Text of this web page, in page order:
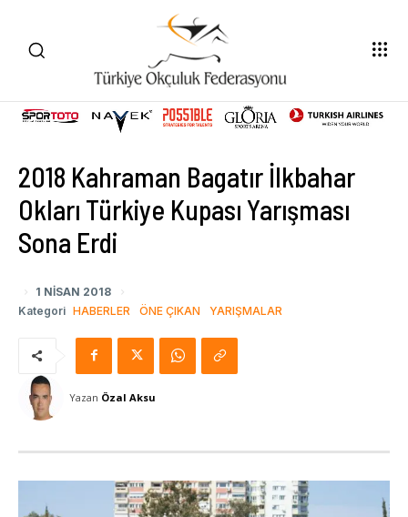
2018 Kahraman Bagatır İlkbahar
Okları Türkiye Kupası Yarışması
Sona Erdi
1 NISAN 2018
Kategori HABERLER ÖNE ÇIKAN YARIŞMALAR
Yazan Özal Aksu